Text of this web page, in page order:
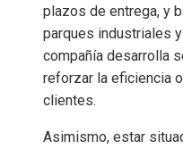
plazos de entrega, y
parques industriales
compañía desarrolla
reforzar la eficiencia
clientes.
Asimismo, estar